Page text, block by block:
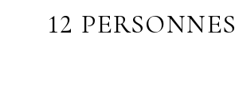
12 PERSONNES